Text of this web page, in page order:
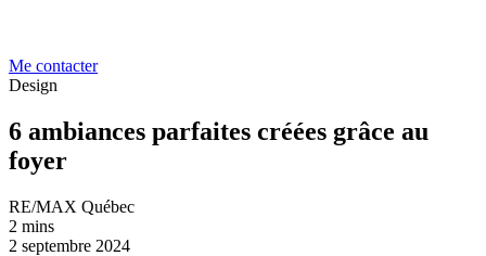
Me contacter
Design
6 ambiances parfaites créées grâce au
foyer
RE/MAX Québec
2 mins
2 septembre 2024